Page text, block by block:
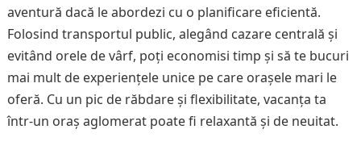
aventură dacă le abordezi cu o planificare eficientă.
Folosind transportul public, alegând cazare centrală și
evitând orele de vârf, poți economisi timp și să te bucuri
mai mult de experiențele unice pe care orașele mari le
oferă. Cu un pic de răbdare și flexibilitate, vacanța ta
într-un oraș aglomerat poate fi relaxantă și de neuitat.